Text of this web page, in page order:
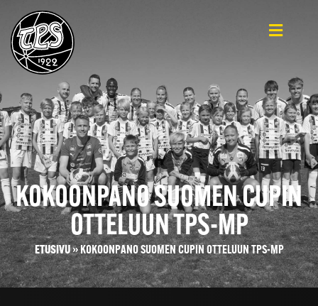
KOKOONPANO SUOMEN CUPIN
OTTELUUN TPS-MP
ETUSIVU»KOKOONPANO SUOMEN CUPIN OTTELUUN TPS-MP